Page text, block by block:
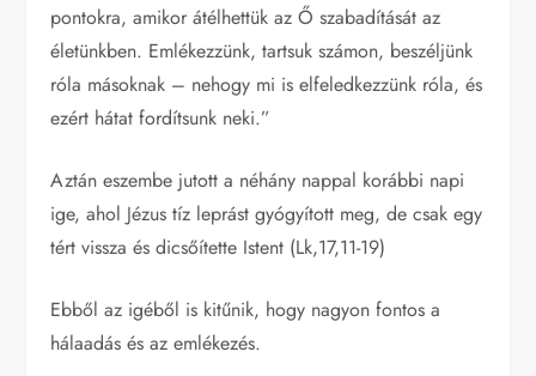
pontokra, amikor átélhettük az Ő szabadítását az
életünkben. Emlékezzünk, tartsuk számon, beszéljünk
róla másoknak – nehogy mi is elfeledkezzünk róla, és
ezért hátat fordítsunk neki.”
Aztán eszembe jutott a néhány nappal korábbi napi
ige, ahol Jézus tíz leprást gyógyított meg, de csak egy
tért vissza és dicsőítette Istent (Lk,17,11-19)
Ebből az igéből is kitűnik, hogy nagyon fontos a
hálaadás és az emlékezés.